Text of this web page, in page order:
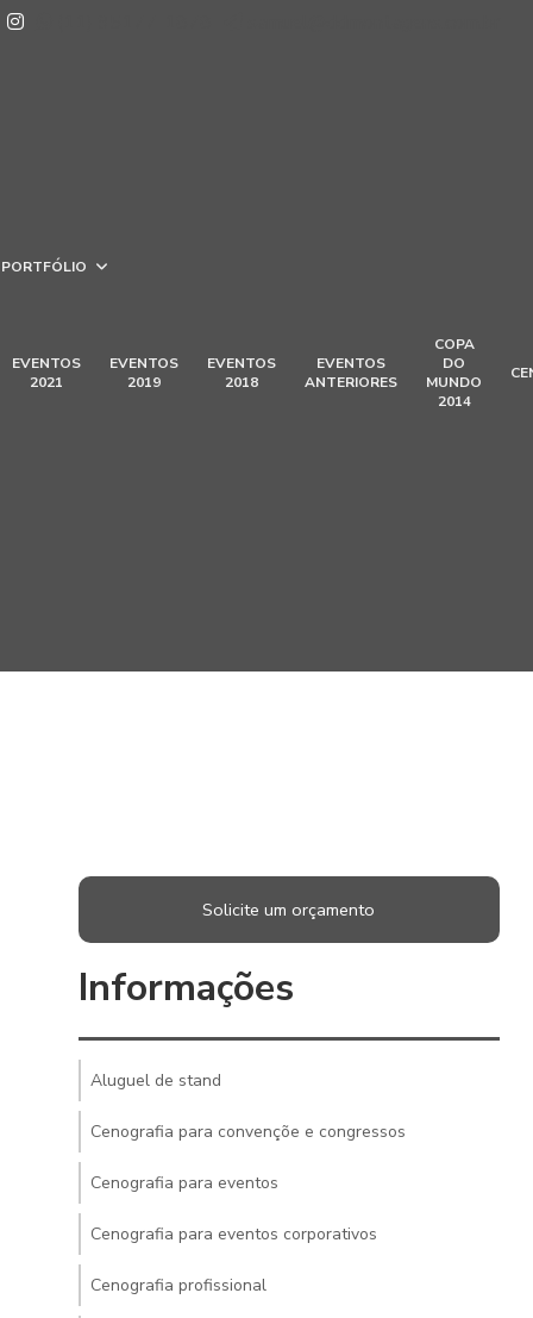
PORTFÓLIO
EVENTOS
2021
EVENTOS
2019
EVENTOS
2018
EVENTOS
ANTERIORES
COPA
DO
MUNDO
2014
Solicite um orçamento
Informações
Aluguel de stand
Cenografia para convençõe e congressos
Cenografia para eventos
Cenografia para eventos corporativos
Cenografia profissional